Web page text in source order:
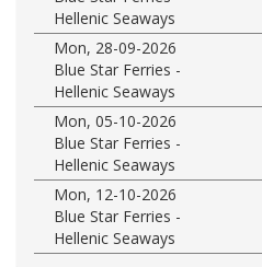
Hellenic Seaways
Mon, 28-09-2026
Blue Star Ferries -
Hellenic Seaways
Mon, 05-10-2026
Blue Star Ferries -
Hellenic Seaways
Mon, 12-10-2026
Blue Star Ferries -
Hellenic Seaways